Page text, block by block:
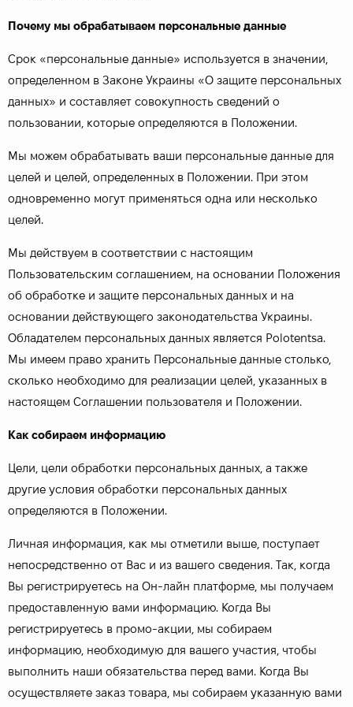
Почему мы обрабатываем персональные данные
Срок «персональные данные» используется в значении,
определенном в Законе Украины «О защите персональных
данных» и составляет совокупность сведений о
пользовании, которые определяются в Положении.
Мы можем обрабатывать ваши персональные данные для
целей и целей, определенных в Положении. При этом
одновременно могут применяться одна или несколько
целей.
Мы действуем в соответствии с настоящим
Пользовательским соглашением, на основании Положения
об обработке и защите персональных данных и на
основании действующего законодательства Украины.
Обладателем персональных данных является Polotentsa.
Мы имеем право хранить Персональные данные столько,
сколько необходимо для реализации целей, указанных в
настоящем Соглашении пользователя и Положении.
Как собираем информацию
Цели, цели обработки персональных данных, а также
другие условия обработки персональных данных
определяются в Положении.
Личная информация, как мы отметили выше, поступает
непосредственно от Вас и из вашего сведения. Так, когда
Вы регистрируетесь на Он-лайн платформе, мы получаем
предоставленную вами информацию. Когда Вы
регистрируетесь в промо-акции, мы собираем
информацию, необходимую для вашего участия, чтобы
выполнить наши обязательства перед вами. Когда Вы
осуществляете заказ товара, мы собираем указанную вами